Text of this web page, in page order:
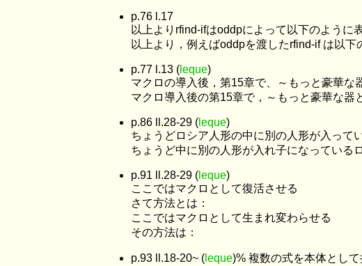
p.76 l.17
以上よりrfind-ifはoddpによって以下のように
以上より，例えばoddpを渡したrfind-if は以下
p.77 l.13 ( leque)
マクロの導入後，第15章で、～もっと豪華な
マクロ導入後の第15章で，～もっと豪華な器
p.86 ll.28-29 ( leque)
ちょうどロシア人形の中に別の人形が入って
ちょうど中に別の人形が入れ子になっている
p.91 ll.28-29 ( leque)
ここではマクロとして復活させる
さて方法とは：
ここではマクロとして生まれ変わらせる
その方法は：
p.93 ll.18-20~ ( leque)% 複数の式を本体とし